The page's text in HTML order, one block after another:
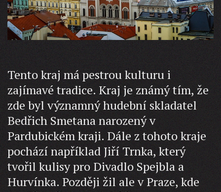
Tento kraj má pestrou kulturu i
zajímavé tradice. Kraj je známý tím, že
zde byl významný hudební skladatel
Bedřich Smetana narozený v
Pardubickém kraji. Dále z tohoto kraje
pochází například Jiří Trnka, který
tvořil kulisy pro Divadlo Spejbla a
Hurvínka. Později žil ale v Praze, kde